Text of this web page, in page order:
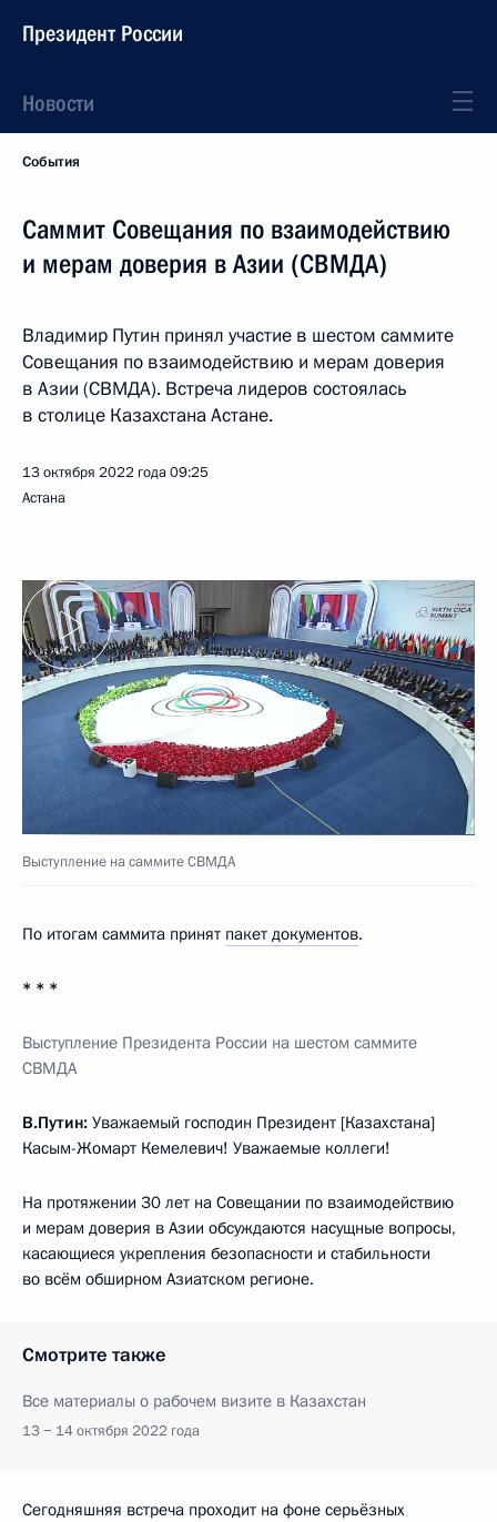
Президент России
Новости
События
Саммит Совещания по взаимодействию
и мерам доверия в Азии (СВМДА)
Владимир Путин принял участие в шестом саммите
Совещания по взаимодействию и мерам доверия
в Азии (СВМДА). Встреча лидеров состоялась
в столице Казахстана Астане.
13 октября 2022 года09:25
Астана
Выступление на саммите СВМДА
По итогам саммита принят пакет документов.
* * *
Выступление Президента России на шестом саммите
СВМДА
В.Путин: Уважаемый господин Президент [Казахстана]
Касым-Жомарт Кемелевич! Уважаемые коллеги!
На протяжении 30 лет на Совещании по взаимодействию
и мерам доверия в Азии обсуждаются насущные вопросы,
касающиеся укрепления безопасности и стабильности
во всём обширном Азиатском регионе.
Смотрите также
Все материалы о рабочем визите в Казахстан
13 − 14 октября 2022 года
Сегодняшняя встреча проходит на фоне серьёзных